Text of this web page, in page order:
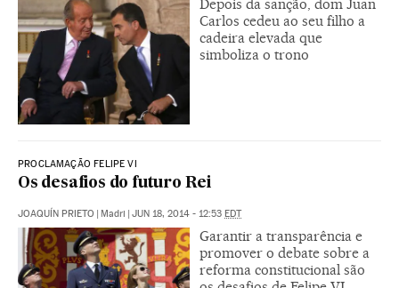
Depois da sanção, dom Juan
Carlos cedeu ao seu filho a
cadeira elevada que
simboliza o trono
PROCLAMAÇÃO FELIPE VI
Os desafios do futuro Rei
JOAQUÍN PRIETO | Madri | JUN 18, 2014 - 12:53 EDT
Garantir a transparência e
promover o debate sobre a
reforma constitucional são